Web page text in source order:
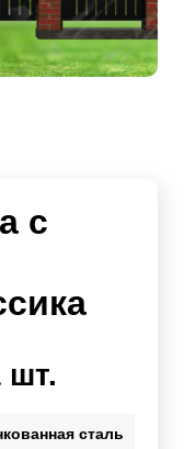
с
шт.
сталь